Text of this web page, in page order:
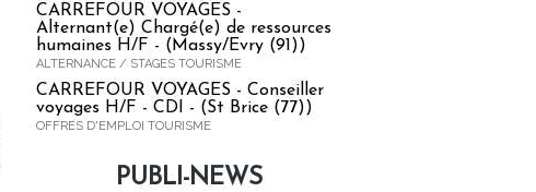
CARREFOUR VOYAGES -
Alternant(e) Chargé(e) de ressources
humaines H/F - (Massy/Evry (91))
ALTERNANCE / STAGES TOURISME
CARREFOUR VOYAGES - Conseiller
voyages H/F - CDI - (St Brice (77))
OFFRES D'EMPLOI TOURISME
PUBLI-NEWS